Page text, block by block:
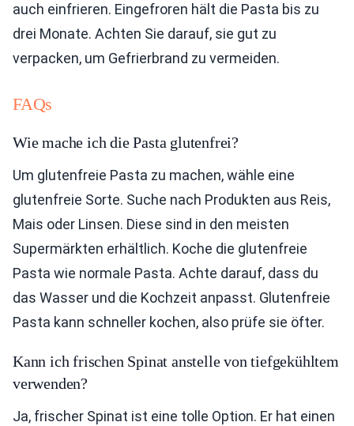
auch einfrieren. Eingefroren hält die Pasta bis zu
drei Monate. Achten Sie darauf, sie gut zu
verpacken, um Gefrierbrand zu vermeiden.
FAQs
Wie mache ich die Pasta glutenfrei?
Um glutenfreie Pasta zu machen, wähle eine
glutenfreie Sorte. Suche nach Produkten aus Reis,
Mais oder Linsen. Diese sind in den meisten
Supermärkten erhältlich. Koche die glutenfreie
Pasta wie normale Pasta. Achte darauf, dass du
das Wasser und die Kochzeit anpasst. Glutenfreie
Pasta kann schneller kochen, also prüfe sie öfter.
Kann ich frischen Spinat anstelle von tiefgekühltem
verwenden?
Ja, frischer Spinat ist eine tolle Option. Er hat einen